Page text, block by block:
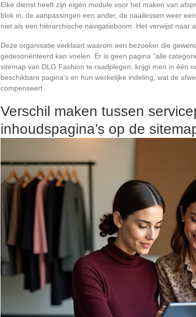
Elke dienst heeft zijn eigen module voor het maken van
blok in, de aanpassingen een ander, de naailessen weer
niet als een hiërarchische navigatieboom. Het verwijst naar
Deze organisatie verklaart waarom een bezoeker die
gedesoriënteerd kan voelen. Er is geen pagina “alle
sitemap van DLG Fashion te raadplegen, krijgt men in één
beschikbare pagina’s en hun werkelijke indeling, wat de
compenseert.
Verschil maken tussen
inhoudspagina’s op de